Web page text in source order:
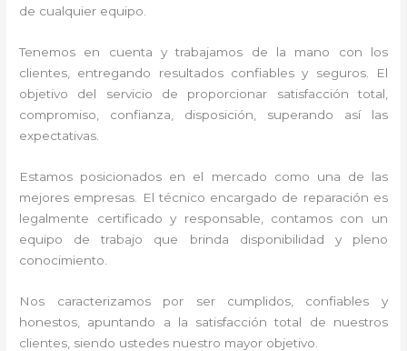
de cualquier equipo.
Tenemos en cuenta y trabajamos de la mano con los
clientes, entregando resultados confiables y seguros. El
objetivo del servicio de proporcionar satisfacción total,
compromiso, confianza, disposición, superando así las
expectativas.
Estamos posicionados en el mercado como una de las
mejores empresas. El técnico encargado de reparación es
legalmente certificado y responsable, contamos con un
equipo de trabajo que brinda disponibilidad y pleno
conocimiento.
Nos caracterizamos por ser cumplidos, confiables y
honestos, apuntando a la satisfacción total de nuestros
clientes, siendo ustedes nuestro mayor objetivo.